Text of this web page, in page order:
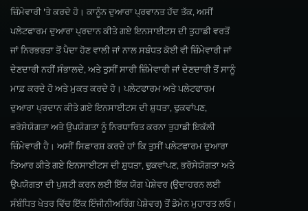
ਜ਼ਿੰਮੇਵਾਰੀ 'ਤੇ ਕਰਦੇ ਹੋ। ਕਾਨੂੰਨ ਦੁਆਰਾ ਪ੍ਰਵਾਨਤ ਹੱਦ ਤੱਕ, ਅਸੀਂ
ਪਲੇਟਫਾਰਮ ਦੁਆਰਾ ਪ੍ਰਦਾਨ ਕੀਤੇ ਗਏ ਇਨਸਾਈਟਸ ਦੀ ਤੁਹਾਡੀ ਵਰਤੋਂ
ਜਾਂ ਨਿਰਭਰਤਾ ਤੋਂ ਪੈਦਾ ਹੋਣ ਵਾਲੀ ਜਾਂ ਨਾਲ ਸਬੰਧਤ ਕੋਈ ਵੀ ਜ਼ਿੰਮੇਵਾਰੀ ਜਾਂ
ਦੇਣਦਾਰੀ ਨਹੀਂ ਸੰਭਾਲਦੇ, ਅਤੇ ਤੁਸੀਂ ਸਾਰੀ ਜ਼ਿੰਮੇਵਾਰੀ ਜਾਂ ਦੇਣਦਾਰੀ ਤੋਂ ਸਾਨੂੰ
ਮਾਫ਼ ਕਰਦੇ ਹੋ ਅਤੇ ਮੁਕਤ ਕਰਦੇ ਹੋ। ਪਲੇਟਫਾਰਮ ਅਤੇ ਪਲੇਟਫਾਰਮ
ਦੁਆਰਾ ਪ੍ਰਦਾਨ ਕੀਤੇ ਗਏ ਇਨਸਾਈਟਸ ਦੀ ਸ਼ੁਧਤਾ, ਢੁਕਵਾਂਪਣ,
ਭਰੋਸੇਯੋਗਤਾ ਅਤੇ ਉਪਯੋਗਤਾ ਨੂੰ ਨਿਰਧਾਰਿਤ ਕਰਨਾ ਤੁਹਾਡੀ ਇਕੱਲੀ
ਜ਼ਿੰਮੇਵਾਰੀ ਹੈ। ਅਸੀਂ ਸਿਫ਼ਾਰਸ਼ ਕਰਦੇ ਹਾਂ ਕਿ ਤੁਸੀਂ ਪਲੇਟਫਾਰਮ ਦੁਆਰਾ
ਤਿਆਰ ਕੀਤੇ ਗਏ ਇਨਸਾਈਟਸ ਦੀ ਸ਼ੁਧਤਾ, ਢੁਕਵਾਂਪਣ, ਭਰੋਸੇਯੋਗਤਾ ਅਤੇ
ਉਪਯੋਗਤਾ ਦੀ ਪੁਸ਼ਟੀ ਕਰਨ ਲਈ ਇੱਕ ਯੋਗ ਪੇਸ਼ੇਵਰ (ਉਦਾਹਰਨ ਲਈ
ਸੰਬੰਧਿਤ ਖੇਤਰ ਵਿੱਚ ਇੱਕ ਇੰਜੀਨੀਅਰਿੰਗ ਪੇਸ਼ੇਵਰ) ਤੋਂ ਡੋਮੇਨ ਮੁਹਾਰਤ ਲਓ।